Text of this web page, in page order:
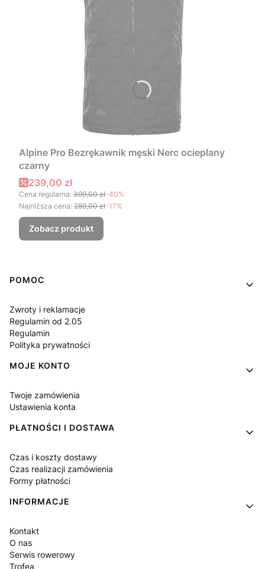
Alpine Pro Bezrękawnik męski Nerc ocieplany
czarny
Cena promocyjna
239,00 zł
Cena regularna: 399,00 zł-40%
Najniższa cena: 289,00 zł-17%
Zobacz produkt
Linki w stopce
POMOC
Zwroty i reklamacje
Regulamin od 2.05
Regulamin
Polityka prywatności
MOJE KONTO
Twoje zamówienia
Ustawienia konta
PŁATNOŚCI I DOSTAWA
Czas i koszty dostawy
Czas realizacji zamówienia
Formy płatności
INFORMACJE
Kontakt
O nas
Serwis rowerowy
Trofea